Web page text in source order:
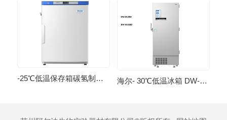
-25℃低温保存箱碳氢制冷智能温控冰箱 海尔- 30℃低温冰箱 DW-30L528D